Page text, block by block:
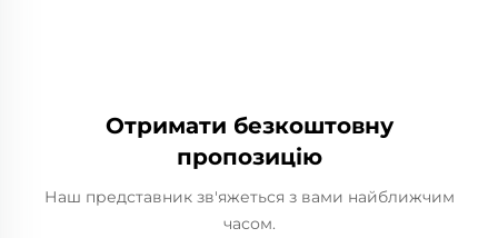
Отримати безкоштовну
пропозицію
Наш представник зв'яжеться з вами найближчим
часом.